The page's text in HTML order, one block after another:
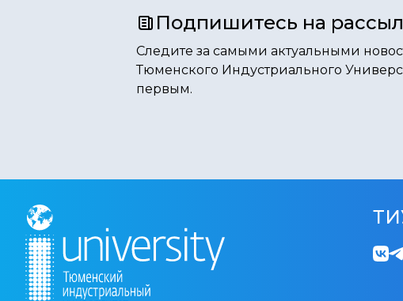
Подпишитесь на
Следите за самыми актуальными
Тюменского Индустриального
первым.